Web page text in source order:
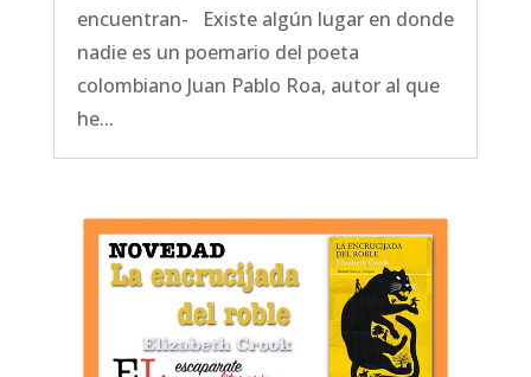
encuentran- Existe algún lugar en donde
nadie es un poemario del poeta
colombiano Juan Pablo Roa, autor al que
he...